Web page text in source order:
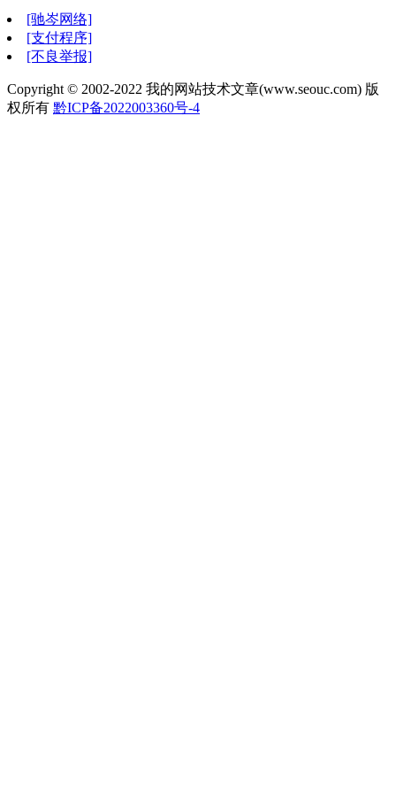
[驰岑网络]
[支付程序]
[不良举报]
Copyright © 2002-2022 我的网站技术文章(www.seouc.com) 版
权所有 黔ICP备2022003360号-4